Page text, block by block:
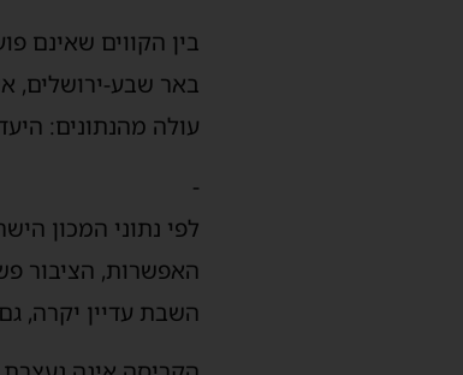
בין הקווים שאינם
באר שבע-ירושלים,
עולה מהנתונים:
-
האפשרות, הציבור
השבת עדיין יקרה,